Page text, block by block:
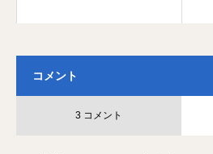
コメント
3 コメント